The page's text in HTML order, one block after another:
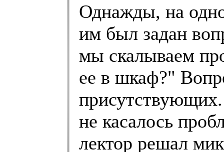
Однажды, на
им был задан
мы скалываем
ее в шкаф?"
не касалось
лектор решал